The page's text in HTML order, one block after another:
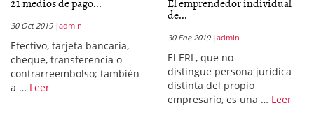
30 Oct 2019 admin
Efectivo, tarjeta bancaria,
cheque, transferencia o
contrarreembolso; también
a … Leer
de...
30 Ene 2019 admin
El ERL, que no
distingue persona jurídica
distinta del propio
empresario, es una … Leer